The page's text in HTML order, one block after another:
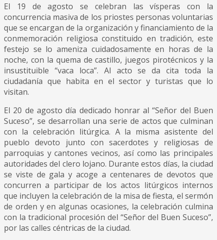
El 19 de agosto se celebran las vísperas con la
concurrencia masiva de los priostes personas voluntarias
que se encargan de la organización y financiamiento de la
conmemoración religiosa constituido en tradición, este
festejo se lo ameniza cuidadosamente en horas de la
noche, con la quema de castillo, juegos pirotécnicos y la
insustituible “vaca loca”. Al acto se da cita toda la
ciudadanía que habita en el sector y turistas que lo
visitan.
El 20 de agosto día dedicado honrar al “Señor del Buen
Suceso”, se desarrollan una serie de actos que culminan
con la celebración litúrgica. A la misma asistente del
pueblo devoto junto con sacerdotes y religiosas de
parroquias y cantones vecinos, así como las principales
autoridades del clero lojano. Durante estos días, la ciudad
se viste de gala y acoge a centenares de devotos que
concurren a participar de los actos litúrgicos internos
que incluyen la celebración de la misa de fiesta, el sermón
de orden y en algunas ocasiones, la celebración culmina
con la tradicional procesión del “Señor del Buen Suceso”,
por las calles céntricas de la ciudad.